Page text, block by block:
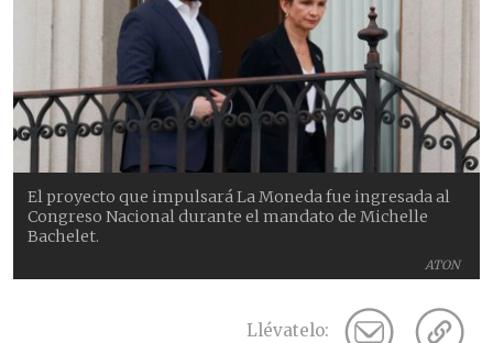
ATON
El proyecto que impulsará La Moneda fue ingresada al
Congreso Nacional durante el mandato de Michelle
Bachelet.
Llévatelo: